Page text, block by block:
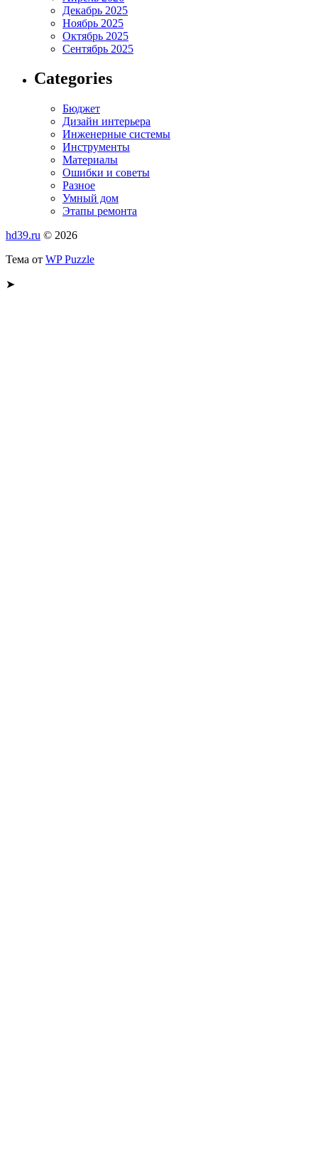
Декабрь 2025
Ноябрь 2025
Октябрь 2025
Сентябрь 2025
Categories
Бюджет
Дизайн интерьера
Инженерные системы
Инструменты
Материалы
Ошибки и советы
Разное
Умный дом
Этапы ремонта
hd39.ru © 2026
Тема от WP Puzzle
➤